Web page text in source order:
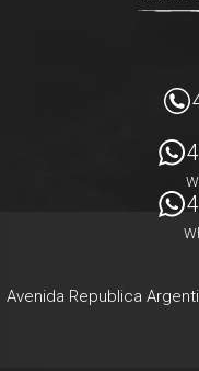
Avenida Republica